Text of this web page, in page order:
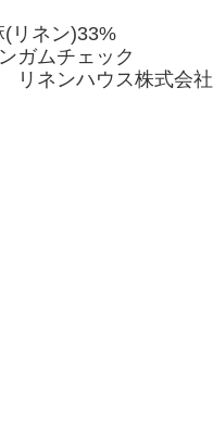
リネン)33%
ガムチェック
リネンハウス株式会社